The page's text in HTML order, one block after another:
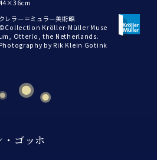
クレラー＝ミュラー美術館
©Collection Kröller-Müller Muse
um, Otterlo, the Netherlands.
Photography by Rik Klein Gotink
ゴッホ